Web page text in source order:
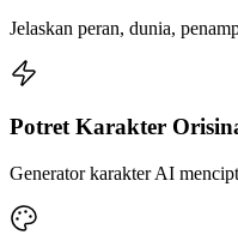
Jelaskan peran, dunia,
Potret Karakter
Generator karakter AI